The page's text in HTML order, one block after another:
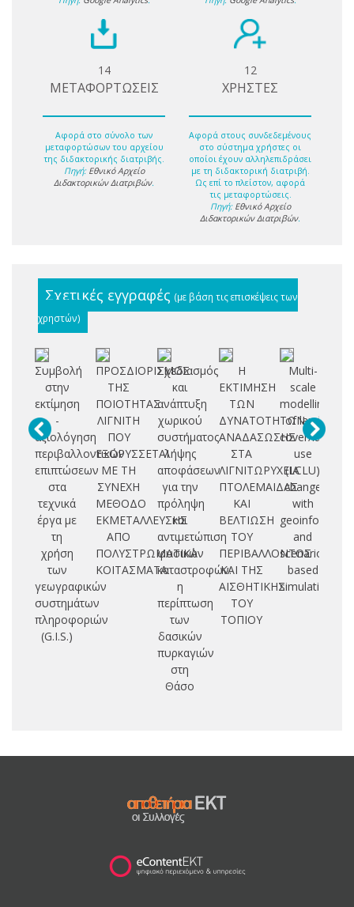
14
ΜΕΤΑΦΟΡΤΩΣΕΙΣ
Αφορά στο σύνολο των
μεταφορτώσων του αρχείου
της διδακτορικής διατριβής.
Πηγή: Εθνικό Αρχείο
Διδακτορικών Διατριβών.
12
ΧΡΗΣΤΕΣ
Αφορά στους συνδεδεμένους
στο σύστημα χρήστες οι
οποίοι έχουν αλληλεπιδράσει
με τη διδακτορική διατριβή.
Ως επί το πλείστον, αφορά
τις μεταφορτώσεις.
Πηγή: Εθνικό Αρχείο
Διδακτορικών Διατριβών.
Σχετικές εγγραφές (με βάση τις επισκέψεις των
χρηστών)
Συμβολή
στην
εκτίμηση
-
αξιολόγηση
περιβαλλοντικών
επιπτώσεων
στα
τεχνικά
έργα με
τη
χρήση
των
γεωγραφικών
συστημάτων
πληροφοριών
(G.I.S.)
ΠΡΟΣΔΙΟΡΙΣΜΟΣ
ΤΗΣ
ΠΟΙΟΤΗΤΑΣ
ΛΙΓΝΙΤΗ
ΠΟΥ
ΕΞΟΡΥΣΣΕΤΑΙ
ΜΕ ΤΗ
ΣΥΝΕΧΗ
ΜΕΘΟΔΟ
ΕΚΜΕΤΑΛΛΕΥΣΗΣ
ΑΠΟ
ΠΟΛΥΣΤΡΩΜΑΤΙΚΑ
ΚΟΙΤΑΣΜΑΤΑ
Σχεδιασμός
και
ανάπτυξη
χωρικού
συστήματος
λήψης
αποφάσεων
για την
πρόληψη
και
αντιμετώπιση
φυσικών
καταστροφών:
η
περίπτωση
των
δασικών
πυρκαγιών
στη
Θάσο
Η
ΕΚΤΙΜΗΣΗ
ΤΩΝ
ΔΥΝΑΤΟΤΗΤΩΝ
ΑΝΑΔΑΣΩΣΗΣ
ΣΤΑ
ΛΙΓΝΙΤΩΡΥΧΕΙΑ
ΠΤΟΛΕΜΑΙΔΑΣ
ΚΑΙ
ΒΕΛΤΙΩΣΗ
ΤΟΥ
ΠΕΡΙΒΑΛΛΟΝΤΟΣ
ΚΑΙ ΤΗΣ
ΑΙΣΘΗΤΙΚΗΣ
ΤΟΥ
ΤΟΠΙΟΥ
Multi-
scale
modelling
of land
cover/land
use
(LCLU)
change
with
and
scenario-
based
simulations